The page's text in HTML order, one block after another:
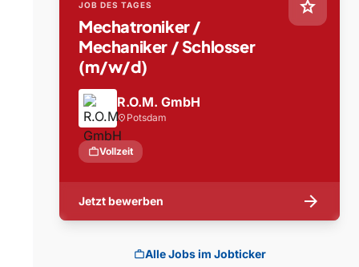
star
JOB DES TAGES
Mechatroniker /
Mechaniker / Schlosser
(m/w/d)
R.O.M. GmbH
location_on Potsdam
workVollzeit
Jetzt bewerben arrow_forward
workAlle Jobs im Jobticker